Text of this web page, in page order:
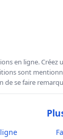
en ligne. Créez
sont
se faire